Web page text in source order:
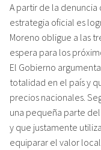
A partir de la
estrategia oficial es
Moreno obligue a las
espera para los
El Gobierno
totalidad en el país y
precios nacionales.
una pequeña parte
y que justamente
equiparar el valor